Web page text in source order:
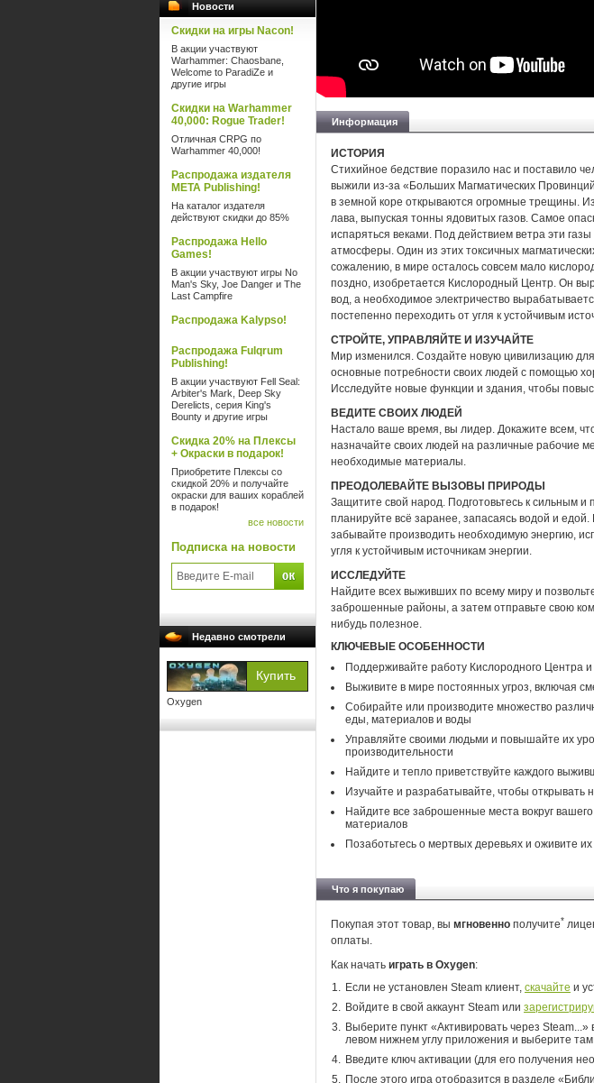
Новости
Скидки на игры Nacon!
В акции участвуют
Warhammer: Chaosbane,
Welcome to ParadiZe и
другие игры
Скидки на Warhammer
40,000: Rogue Trader!
Отличная CRPG по
Warhammer 40,000!
Распродажа издателя
META Publishing!
На каталог издателя
действуют скидки до 85%
Распродажа Hello
Games!
В акции участвуют игры No
Man's Sky, Joe Danger и The
Last Campfire
Распродажа Kalypso!
Распродажа Fulqrum
Publishing!
В акции участвуют Fell Seal:
Arbiter's Mark, Deep Sky
Derelicts, серия King's
Bounty и другие игры
Скидка 20% на Плексы
+ Окраски в подарок!
Приобретите Плексы со
скидкой 20% и получайте
окраски для ваших кораблей
в подарок!
все новости
Подписка на новости
Недавно смотрели
Oxygen
Информация
ИСТОРИЯ
Стихийное бедствие поразило нас и поставило
выжили из-за «Больших Магматических
в земной коре открываются огромные трещины.
лава, выпуская тонны ядовитых газов. Самое
испаряться веками. Под действием ветра эти
атмосферы. Один из этих токсичных
сожалению, в мире осталось совсем мало
поздно, изобретается Кислородный Центр. Он
вод, а необходимое электричество
постепенно переходить от угля к устойчивым
СТРОЙТЕ, УПРАВЛЯЙТЕ И ИЗУЧАЙТЕ
Мир изменился. Создайте новую цивилизацию
основные потребности своих людей с помощью
Исследуйте новые функции и здания, чтобы
ВЕДИТЕ СВОИХ ЛЮДЕЙ
Настало ваше время, вы лидер. Докажите всем,
назначайте своих людей на различные рабочие
необходимые материалы.
ПРЕОДОЛЕВАЙТЕ ВЫЗОВЫ ПРИРОДЫ
Защитите свой народ. Подготовьтесь к сильным
планируйте всё заранее, запасаясь водой и
забывайте производить необходимую энергию,
угля к устойчивым источникам энергии.
ИССЛЕДУЙТЕ
Найдите всех выживших по всему миру и
заброшенные районы, а затем отправьте свою
нибудь полезное.
КЛЮЧЕВЫЕ ОСОБЕННОСТИ
Поддерживайте работу Кислородного Центра и
Выживите в мире постоянных угроз, включая
Собирайте или производите множество
еды, материалов и воды
Управляйте своими людьми и повышайте их
производительности
Найдите и тепло приветствуйте каждого
Изучайте и разрабатывайте, чтобы открывать
Найдите все заброшенные места вокруг
материалов
Позаботьтесь о мертвых деревьях и оживите их
Что я покупаю
Покупая этот товар, вы мгновенно получите*
оплаты.
Как начать играть в Oxygen:
Если не установлен Steam клиент, скачайте и
Войдите в свой аккаунт Steam или
Выберите пункт «Активировать через
левом нижнем углу приложения и выберите там
Введите ключ активации (для его получения
После этого игра отобразится в разделе